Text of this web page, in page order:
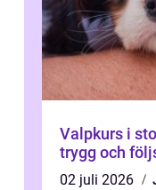
Valpkurs i stockholm
trygg och
02 juli 2026